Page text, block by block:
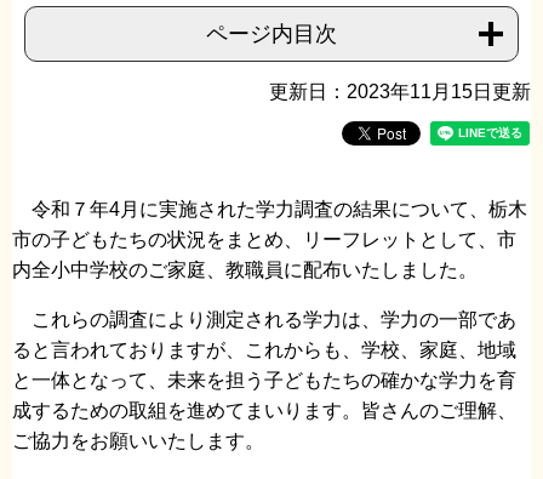
ページ内目次
更新日：2023年11月15日更新
令和７年4月に実施された学力調査の結果について、栃木
市の子どもたちの状況をまとめ、リーフレットとして、市
内全小中学校のご家庭、教職員に配布いたしました。
これらの調査により測定される学力は、学力の一部であ
ると言われておりますが、これからも、学校、家庭、地域
と一体となって、未来を担う子どもたちの確かな学力を育
成するための取組を進めてまいります。皆さんのご理解、
ご協力をお願いいたします。